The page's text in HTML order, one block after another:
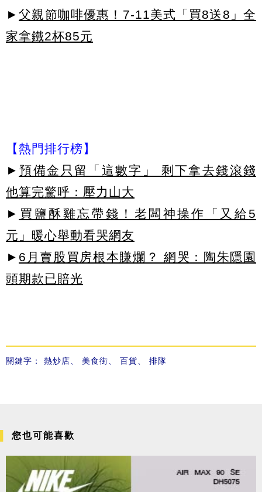
► 父親節咖啡優惠！7-11美式「買8送8」全
家拿鐵2杯85元
【熱門排行榜】
► 預備金只留「這數字」 剩下拿去錢滾錢
他算完驚呼：壓力山大
► 買鹽酥雞忘帶錢！老闆神操作「又給5
元」暖心舉動看哭網友
► 6月賣股買房根本賺爛？ 網哭：陶朱隱園
頭期款已賠光
關鍵字： 熱炒店 美食街 百貨 排隊
您也可能喜歡